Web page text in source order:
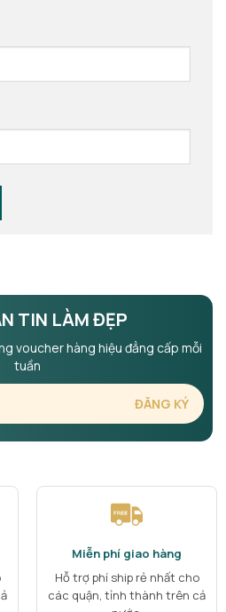
TIN LÀM ĐẸP
voucher hàng hiệu đẳng cấp mỗi
tuần
Miễn phí giao hàng
Hỗ trợ phí ship rẻ nhất cho
các quận, tỉnh thành trên cả